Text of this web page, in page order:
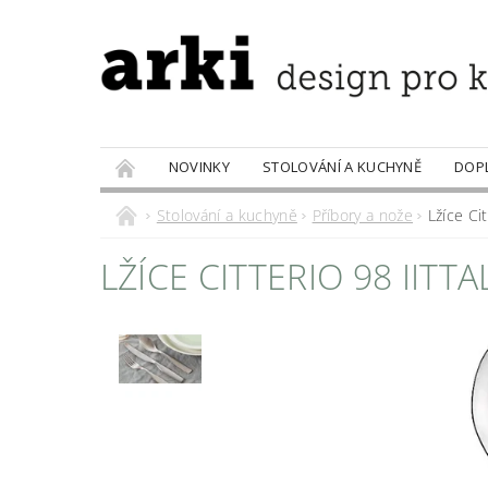
NOVINKY STOLOVÁNÍ A KUCHYNĚ
PRODÁVANÉ ZNAČKY
DOBROTY
Stolování a kuchyně Příbory a nože Lžíce
LŽÍCE CITTERIO 98